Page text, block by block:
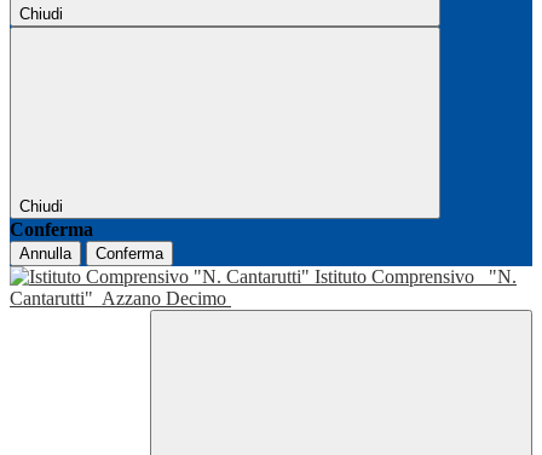
Chiudi
Chiudi
Conferma
Annulla Conferma
Istituto Comprensivo
"N.
Cantarutti" Azzano Decimo